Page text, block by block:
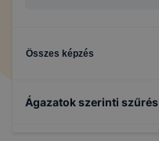
Összes képzés
Ágazatok szerinti szűrés